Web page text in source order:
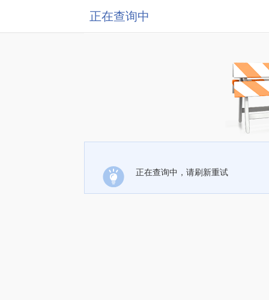
正在查询中
正在查询中，请刷新重试